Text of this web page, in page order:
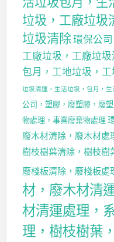
垃圾，工廠垃圾
垃圾清除環保公
工廠垃圾，工廠垃
包月，工地垃圾，
垃圾清運，生活垃圾，包月，
公司，塑膠，廢塑膠，廢
物處理，事業廢棄物處理
廢木材清除，廢木材處
樹枝樹葉清除，樹枝樹
廢棧板清除，廢棧板處
材，廢木材清
材清運處理，
理，樹枝樹葉